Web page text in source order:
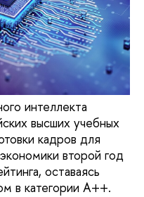
интеллекта
высших учебных
кадров для
второй год
оставаясь
в категории A++.